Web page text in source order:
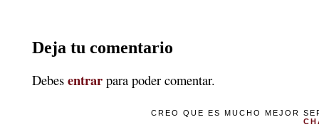
Deja tu comentario
Debes entrar para poder comentar.
CREO QUE ES MUCHO MEJOR